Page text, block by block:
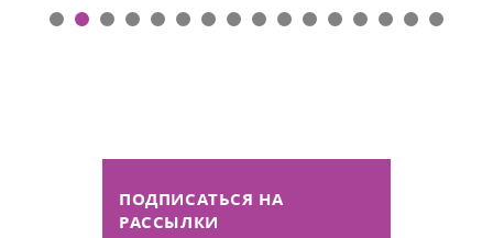
ПОДПИСАТЬСЯ НА
РАССЫЛКИ